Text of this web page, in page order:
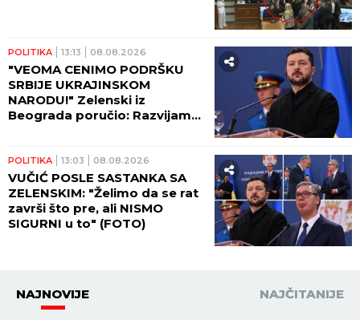
POLITIKA 13:13 08.08.2026
"VEOMA CENIMO PODRŠKU
SRBIJE UKRAJINSKOM
NARODU!" Zelenski iz
Beograda poručio: Razvijamo
POLITIKA 13:03 08.08.2026
VUČIĆ POSLE SASTANKA SA
ZELENSKIM: "Želimo da se rat
završi što pre, ali NISMO
SIGURNI u to" (FOTO)
NAJNOVIJE NAJČITANIJE